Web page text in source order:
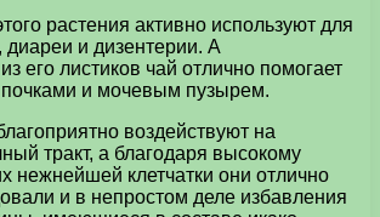
растения активно используют для
диареи и дизентерии. А
его листиков чай отлично помогает
и мочевым пузырем.
воздействуют на
тракт, а благодаря высокому
нежнейшей клетчатки они отлично
и в непростом деле избавления